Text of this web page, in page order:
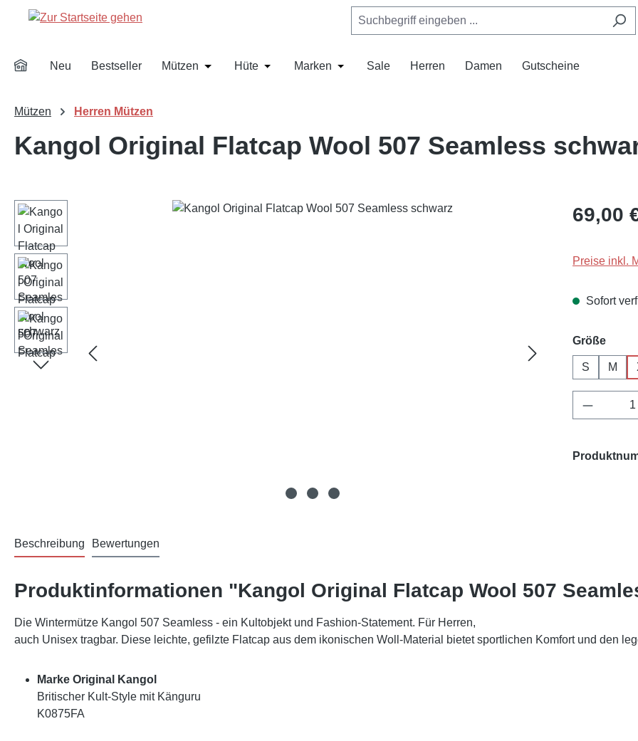
Hauptinhalt springen
Zur Suche springen
Zur Hauptnavigation springen
Neu Bestseller Mützen Öffne oder Schließe das Dropdown der Kategorie Mützen
Hüte Öffne oder Schließe das Dropdown der Kategorie Hüte
Marken Öffne oder Schließe das Dropdown der Kategorie Marken
Sale Herren Damen Gutscheine
Mützen Herren Mützen
Kangol Original Flatcap Wool 507 Seamless
Bildergalerie überspringen Regulärer
69,00
Preise inkl.
Sofort
Größe
S M
Beschreibung Bewertungen
Produktinformationen "Kangol Original Flatcap Wool 507
Die Wintermütze Kangol 507 Seamless - ein Kultobjekt und Fashion-Statement. Für Herren,
auch Unisex tragbar. Diese leichte, gefilzte Flatcap aus dem ikonischen Woll-Material bietet sportlichen Komfort und den
Marke Original Kangol
Britischer Kult-Style mit Känguru
K0875FA